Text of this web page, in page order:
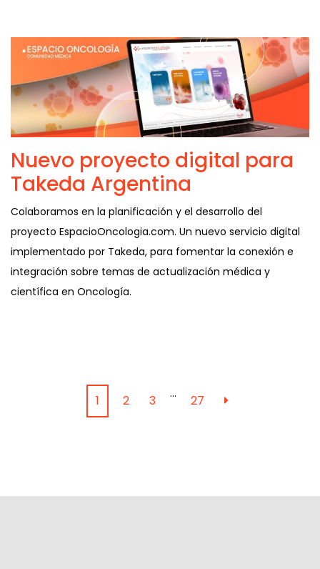
Nuevo proyecto digital para
Takeda Argentina
Colaboramos en la planificación y el desarrollo del
proyecto EspacioOncologia.com. Un nuevo servicio digital
implementado por Takeda, para fomentar la conexión e
integración sobre temas de actualización médica y
científica en Oncología.
1 2 3 … 27